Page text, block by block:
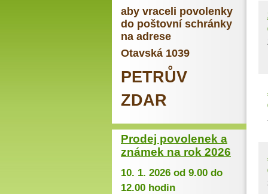
aby vraceli povolenky
do poštovní schránky
na adrese
Otavská 1039
PETRŮV
ZDAR
Prodej povolenek a
známek na rok 2026
10. 1. 2026 od 9.00 do
12.00 hodin